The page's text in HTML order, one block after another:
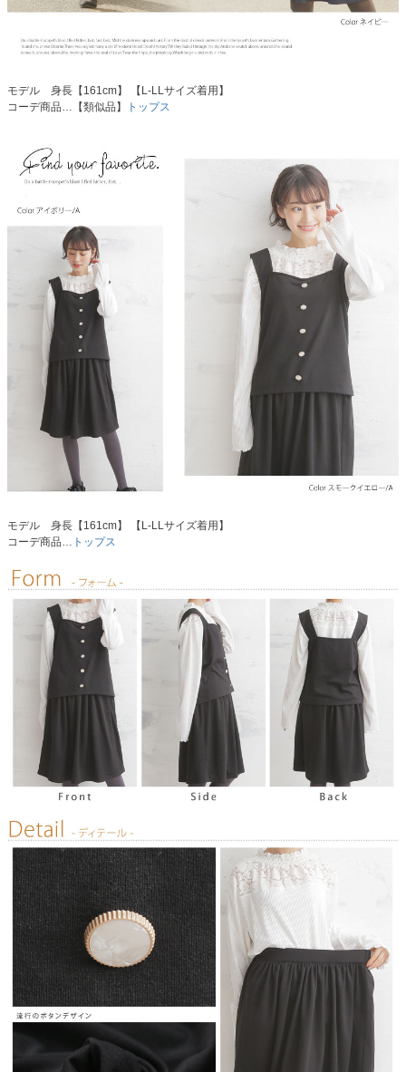
モデル 身長【161cm】 【L-LLサイズ着用】
コーデ商品…【類似品】
トップス
モデル 身長【161cm】 【L-LLサイズ着用】
コーデ商品… トップス